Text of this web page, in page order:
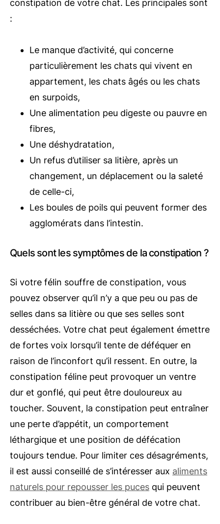
constipation de votre chat. Les principales sont
:
Le manque d’activité, qui concerne
particulièrement les chats qui vivent en
appartement, les chats âgés ou les chats
en surpoids,
Une alimentation peu digeste ou pauvre en
fibres,
Une déshydratation,
Un refus d’utiliser sa litière, après un
changement, un déplacement ou la saleté
de celle-ci,
Les boules de poils qui peuvent former des
agglomérats dans l’intestin.
Quels sont les symptômes de la constipation ?
Si votre félin souffre de constipation, vous
pouvez observer qu’il n’y a que peu ou pas de
selles dans sa litière ou que ses selles sont
desséchées. Votre chat peut également émettre
de fortes voix lorsqu’il tente de déféquer en
raison de l’inconfort qu’il ressent. En outre, la
constipation féline peut provoquer un ventre
dur et gonflé, qui peut être douloureux au
toucher. Souvent, la constipation peut entraîner
une perte d’appétit, un comportement
léthargique et une position de défécation
toujours tendue. Pour limiter ces désagréments,
il est aussi conseillé de s’intéresser aux aliments
naturels pour repousser les puces qui peuvent
contribuer au bien-être général de votre chat.